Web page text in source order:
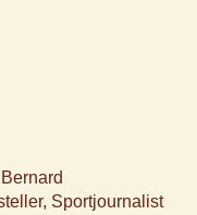
Sportjournalist